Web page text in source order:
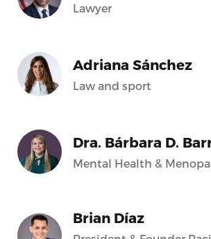
Lawyer
Adriana Sánchez
Law and sport
Dra. Bárbara D.
Mental Health &
Brian Díaz